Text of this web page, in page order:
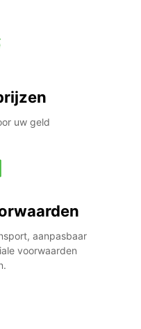
uw geld
aanpasbaar
voorwaarden